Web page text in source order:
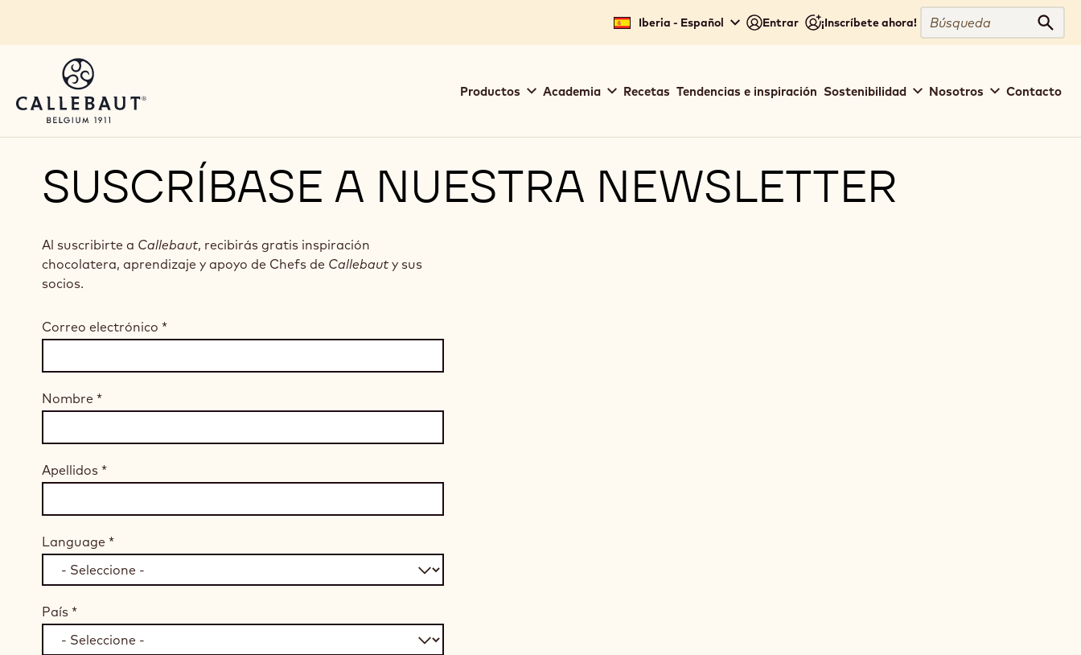
Iberia - Español Entrar ¡Inscríbete ahora!
Búsqueda
navigation
Productos Academia Recetas Tendencias e inspiración Sostenibilidad Nosotros Contacto
SUSCRÍBASE A NUESTRA NEWSLETTER
Al suscribirte a Callebaut, recibirás gratis inspiración
chocolatera, aprendizaje y apoyo de Chefs de Callebaut y sus
socios.
Correo electrónico *
Nombre *
Apellidos *
Language *
País *